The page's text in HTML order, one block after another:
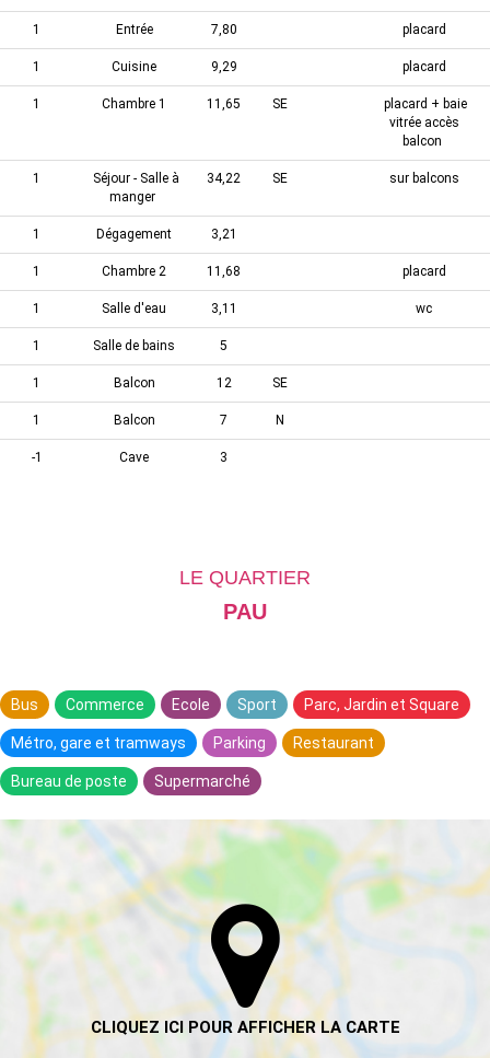
1 Entrée 7,80 placard
1 Cuisine 9,29 placard
1 Chambre 1 11,65 SE
placard + baie
vitrée accès
balcon
1
Séjour - Salle à
manger
34,22 SE sur balcons
1 Dégagement 3,21
1 Chambre 2 11,68 placard
1 Salle d'eau 3,11 wc
1 Salle de bains 5
1 Balcon 12 SE
1 Balcon 7 N
-1 Cave 3
LE QUARTIER
PAU
Bus Commerce Ecole Sport Parc, Jardin et Square
Métro, gare et tramways Parking Restaurant
Bureau de poste Supermarché